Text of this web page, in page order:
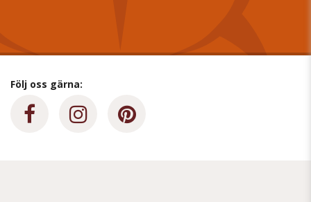
Följ oss gärna: